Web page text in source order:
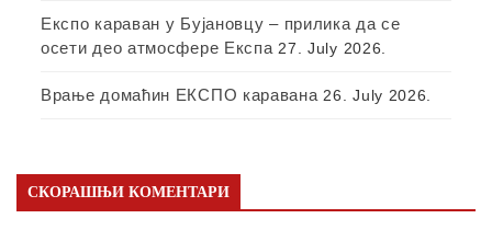
Експо караван у Бујановцу – прилика да се
осети део атмосфере Експа 27. July 2026.
Врање домаћин ЕКСПО каравана 26. July 2026.
СКОРАШЊИ КОМЕНТАРИ